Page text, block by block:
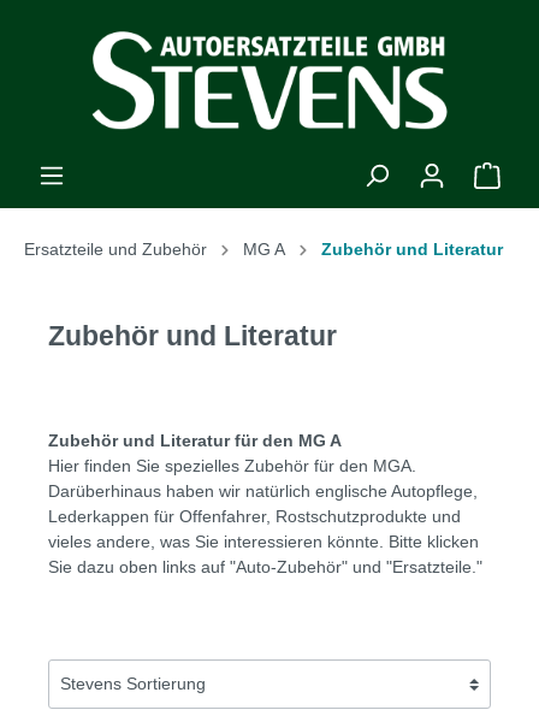
Ersatzteile und Zubehör MG A Zubehör und Literatur
Zubehör und Literatur
Zubehör und Literatur für den MG A
Hier finden Sie spezielles Zubehör für den MGA.
Darüberhinaus haben wir natürlich englische Autopflege,
Lederkappen für Offenfahrer, Rostschutzprodukte und
vieles andere, was Sie interessieren könnte. Bitte klicken
Sie dazu oben links auf "Auto-Zubehör" und "Ersatzteile."